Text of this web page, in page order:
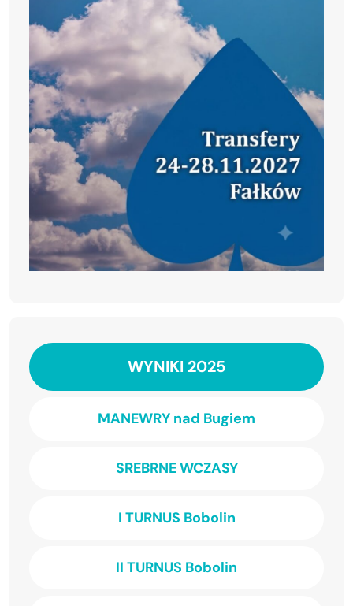
WYNIKI 2025
MANEWRY nad Bugiem
SREBRNE WCZASY
I TURNUS Bobolin
II TURNUS Bobolin